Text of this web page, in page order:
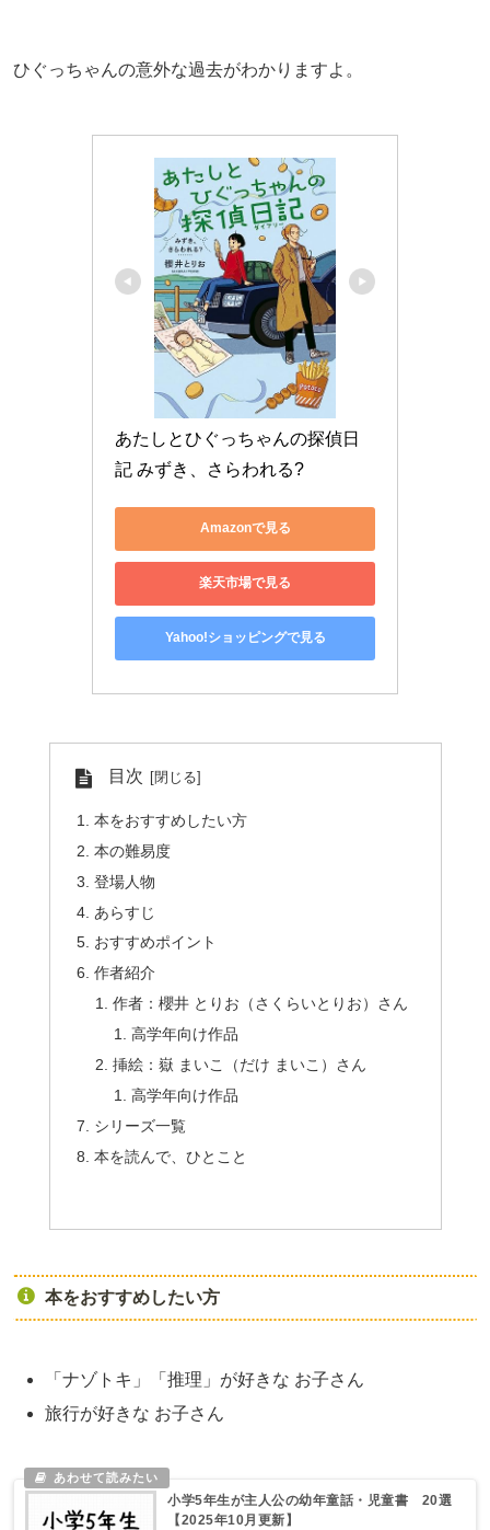
ひぐっちゃんの意外な過去がわかりますよ。
あたしとひぐっちゃんの探偵日
記 みずき、さらわれる?
Amazonで見る
楽天市場で見る
Yahoo!ショッピングで見る
目次
本をおすすめしたい方
本の難易度
登場人物
あらすじ
おすすめポイント
作者紹介
作者：櫻井 とりお（さくらいとりお）さん
高学年向け作品
挿絵：嶽 まいこ（だけ まいこ）さん
高学年向け作品
シリーズ一覧
本を読んで、ひとこと
本をおすすめしたい方
「ナゾトキ」「推理」が好きな お子さん
旅行が好きな お子さん
小学5年生が主人公の幼年童話・児童書 20選
【2025年10月更新】